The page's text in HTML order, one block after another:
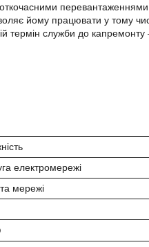
йому працювати у тому
термін служби до
електромережі
мережі